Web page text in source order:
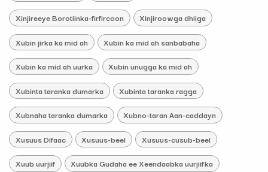
Xinjireeye Borotiinka-firfircoon Xinjiroowga dhiiga
Xubin jirka ka mid ah Xubin ka mid ah sanbabaha
Xubin ka mid ah uurka Xubin unugga ka mid ah
Xubinta taranka dumarka Xubinta taranka ragga
Xubnaha taranka dumarka Xubno-taran Aan-caddayn
Xusuus Difaac Xusuus-beel Xusuus-cusub-beel
Xuub uurjiif Xuubka Gudaha ee Xeendaabka uurjiifka